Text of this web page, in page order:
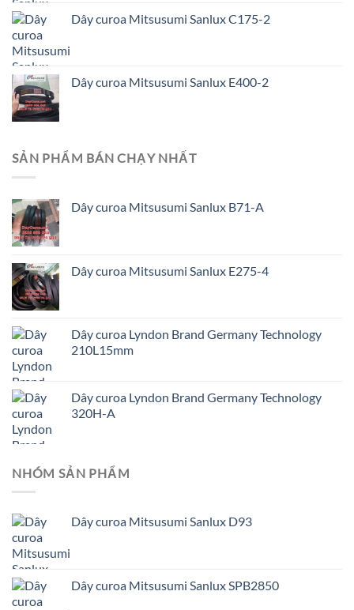
Dây curoa Mitsusumi Sanlux C175-2
Dây curoa Mitsusumi Sanlux E400-2
SẢN PHẨM BÁN CHẠY NHẤT
Dây curoa Mitsusumi Sanlux B71-A
Dây curoa Mitsusumi Sanlux E275-4
Dây curoa Lyndon Brand Germany Technology
210L15mm
Dây curoa Lyndon Brand Germany Technology
320H-A
NHÓM SẢN PHẨM
Dây curoa Mitsusumi Sanlux D93
Dây curoa Mitsusumi Sanlux SPB2850